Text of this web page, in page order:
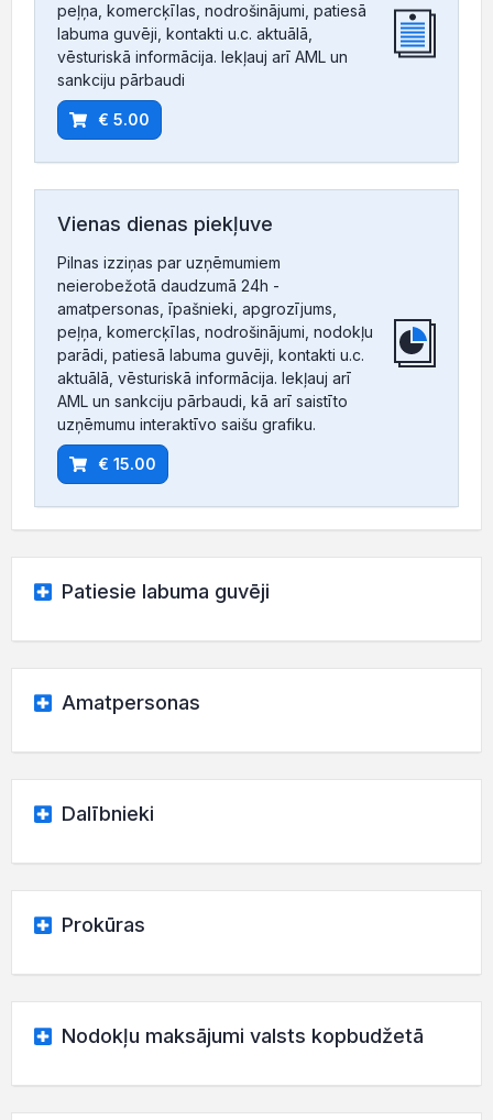
peļņa, komercķīlas, nodrošinājumi, patiesā
labuma guvēji, kontakti u.c. aktuālā,
vēsturiskā informācija. Iekļauj arī AML un
sankciju pārbaudi
€ 5.00
Vienas dienas piekļuve
Pilnas izziņas par uzņēmumiem
neierobežotā daudzumā 24h -
amatpersonas, īpašnieki, apgrozījums,
peļņa, komercķīlas, nodrošinājumi, nodokļu
parādi, patiesā labuma guvēji, kontakti u.c.
aktuālā, vēsturiskā informācija. Iekļauj arī
AML un sankciju pārbaudi, kā arī saistīto
uzņēmumu interaktīvo saišu grafiku.
€ 15.00
Patiesie labuma guvēji
Amatpersonas
Dalībnieki
Prokūras
Nodokļu maksājumi valsts kopbudžetā